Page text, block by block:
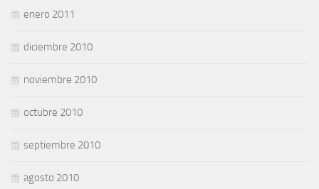
enero 2011
diciembre 2010
noviembre 2010
octubre 2010
septiembre 2010
agosto 2010